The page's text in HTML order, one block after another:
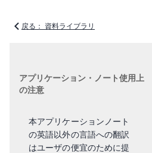
戻る： 資料ライブラリ
アプリケーション・ノート使用上
の注意
本アプリケーションノート
の英語以外の言語への翻訳
はユーザの便宜のために提